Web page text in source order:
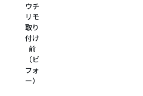
ウチ
リモ
取り
付け
前
（ビ
フォ
ー）